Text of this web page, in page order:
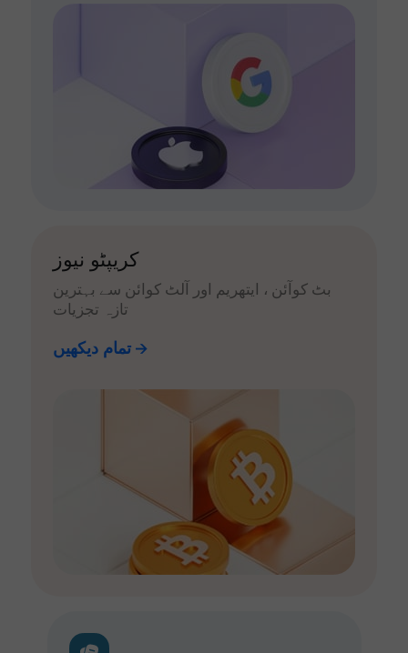
کریپٹو نیوز
بٹ کوآئن ، ایتھریم اور آلٹ کوائن سے بہترین
تازہ تجزیات
تمام دیکھیں